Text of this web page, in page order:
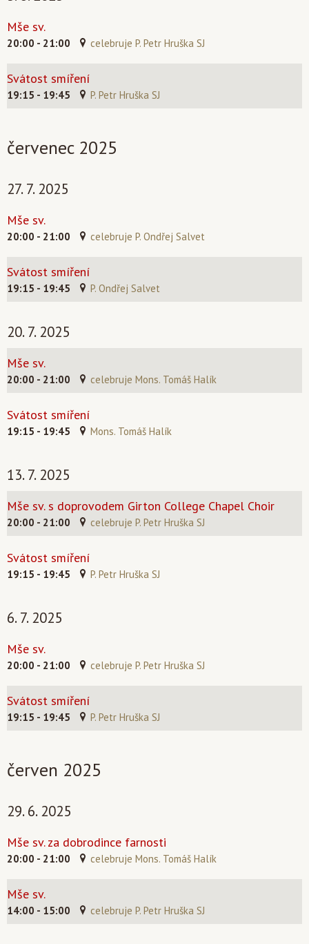
Mše sv.
20:00 - 21:00 celebruje P. Petr Hruška SJ
Svátost smíření
19:15 - 19:45 P. Petr Hruška SJ
červenec 2025
27. 7. 2025
Mše sv.
20:00 - 21:00 celebruje P. Ondřej Salvet
Svátost smíření
19:15 - 19:45 P. Ondřej Salvet
20. 7. 2025
Mše sv.
20:00 - 21:00 celebruje Mons. Tomáš Halík
Svátost smíření
19:15 - 19:45 Mons. Tomáš Halík
13. 7. 2025
Mše sv. s doprovodem Girton College Chapel Choir
20:00 - 21:00 celebruje P. Petr Hruška SJ
Svátost smíření
19:15 - 19:45 P. Petr Hruška SJ
6. 7. 2025
Mše sv.
20:00 - 21:00 celebruje P. Petr Hruška SJ
Svátost smíření
19:15 - 19:45 P. Petr Hruška SJ
červen 2025
29. 6. 2025
Mše sv. za dobrodince farnosti
20:00 - 21:00 celebruje Mons. Tomáš Halík
Mše sv.
14:00 - 15:00 celebruje P. Petr Hruška SJ